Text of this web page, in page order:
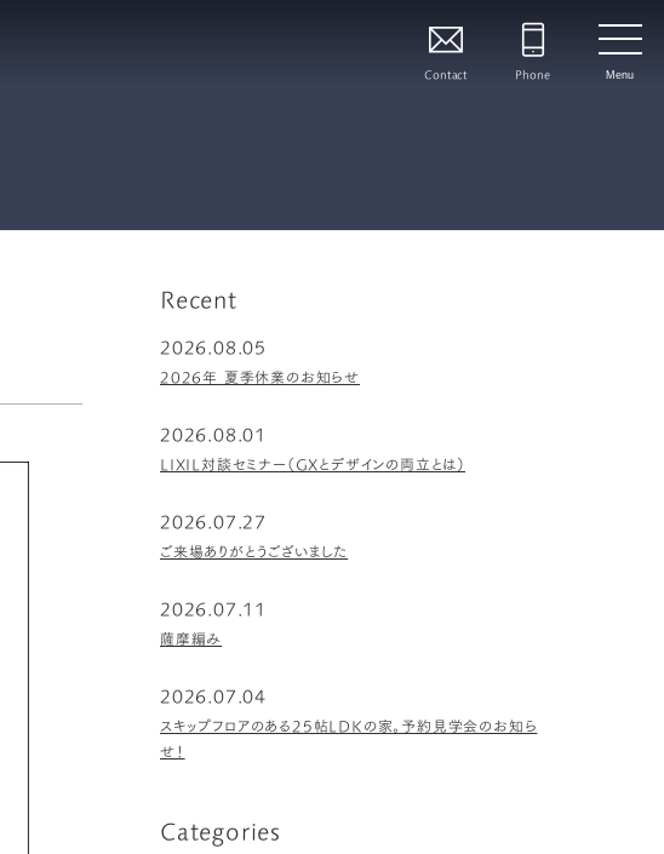
Contact Phone Menu
Recent
2026.08.05
2026年 夏季休業のお知らせ
2026.08.01
LIXIL対談セミナー（GXとデザインの両立とは）
2026.07.27
ご来場ありがとうございました
2026.07.11
薩摩編み
2026.07.04
スキップフロアのある25帖LDKの家。予約見学会のお知ら
せ！
Categories